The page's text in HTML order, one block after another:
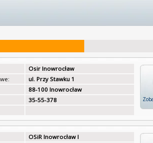
Osir Inowrocław
ul. Przy Stawku 1
88-100 Inowrocław
35-55-378
OSiR Inowrocław I